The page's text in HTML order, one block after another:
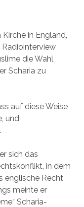
in England,
Radiointerview
die Wahl
Scharia zu
auf diese Weise
und
sich das
in dem
englische Recht
meinte er
Scharia-